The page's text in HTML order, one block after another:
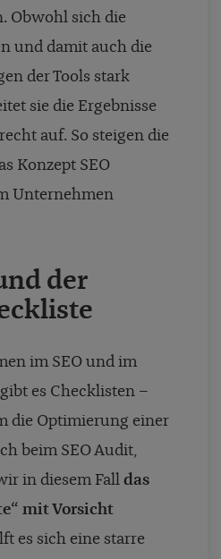
Obwohl sich die
und damit auch die
der Tools stark
sie die Ergebnisse
auf. So steigen die
Konzept SEO
Unternehmen
der
im SEO und im
es Checklisten –
die Optimierung einer
beim SEO Audit,
in diesem Fall das
mit Vorsicht
es sich eine starre